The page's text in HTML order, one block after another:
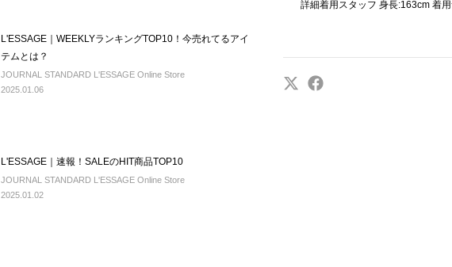
L'ESSAGE｜WEEKLYランキングTOP10！今売れてるアイ
テムとは？
JOURNAL STANDARD L'ESSAGE Online Store
2025.01.06
L'ESSAGE｜速報！SALEのHIT商品TOP10
JOURNAL STANDARD L'ESSAGE Online Store
2025.01.02
詳細着用スタッフ 身長:163cm 着